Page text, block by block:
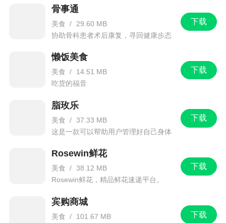
下载
骨事通
美食 /
29.60 MB
协助骨科患者术后康复，寻回健康步态
下载
懒饭美食
美食 /
14.51 MB
吃货的福音
下载
脂玫乐
美食 / 37.33 MB
这是一款可以帮助用户管理好自己身体
下载
Rosewin鲜花
美食 / 38.12 MB
Rosewin鲜花，精品鲜花速递平台。
下载
宾购商城
美食 /
101.67 MB